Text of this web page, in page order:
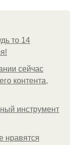
то 14
сейчас
контента,
инструмент
нравятся